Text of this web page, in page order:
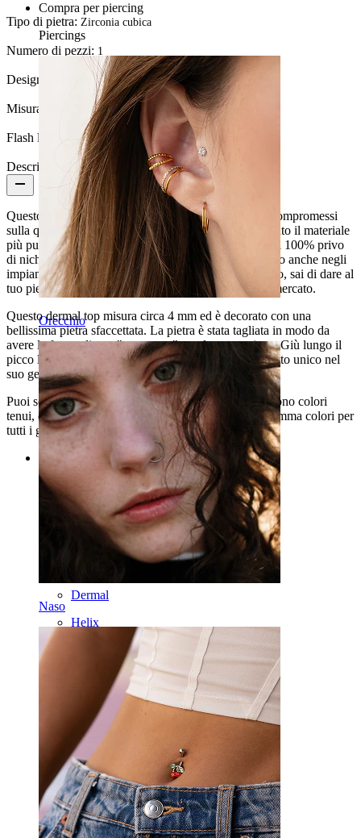
Compra per piercing
Piercings
Orecchio
Naso
Tipo di pietra: Zirconia cubica
Numero di pezzi: 1
Design:
Misura della sfera:4 mm
Flash label: 3 per 2
Descrizione
Questo è il perfetto dermal top per chi non scende a compromessi
sulla qualità. Il gioiello è fatto di puro titanio, in assoluto il materiale
più pulito e sicuro che tu possa utilizzare. Il titanio è al 100% privo
di nichel e non arrugginisce, per questo viene utilizzato anche negli
impianti chirurgici. Quando scegli un gioiello in titanio, sai di dare al
tuo piercing il meglio di quello che è disponibile nel mercato.
Questo dermal top misura circa 4 mm ed è decorato con una
bellissima pietra sfaccettata. La pietra è stata tagliata in modo da
avere la forma di una "montagna" con la punta piatta. Giù lungo il
picco la pietra ha dei tagli che danno al gioiello un tratto unico nel
suo genere.
Puoi scegliere la gemma tra tanti stupendi colori. Ci sono colori
tenui, eleganti, colori più vivaci e colori classici, insomma colori per
tutti i gusti.
Categories
Labbro
Capezzolo
Dermal
Helix
Oro 14K
Fake piercing
Labret
Lingua
Naso